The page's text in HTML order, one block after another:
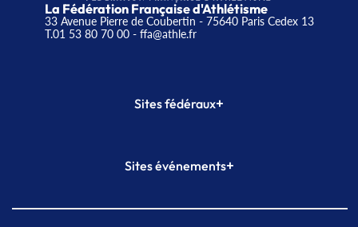
La Fédération Française d'Athlétisme
33 Avenue Pierre de Coubertin - 75640 Paris Cedex 13
T.01 53 80 70 00- ffa@athle.fr
Sites fédéraux+
Plateforme Formation
Sites événements+
Meeting de Paris indoor